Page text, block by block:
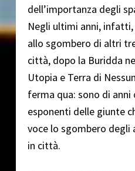
dell’importanza degli
Negli ultimi anni,
allo sgombero di altri
città, dopo la Buridda
Utopia e Terra di
ferma qua: sono di anni
esponenti delle giunte
voce lo sgombero
in città.